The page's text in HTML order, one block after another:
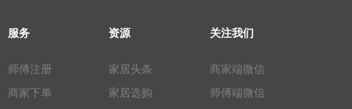
服务
师傅注册
商家下单
资源
家居头条
家居选购
关注我们
商家端微信
师傅端微信